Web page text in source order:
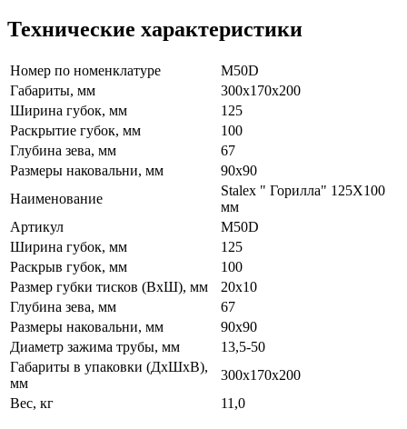
Технические характеристики
Номер по номенклатуре
M50D
Габариты, мм
300x170x200
Ширина губок, мм
125
Раскрытие губок, мм
100
Глубина зева, мм
67
Размеры наковальни, мм
90x90
Наименование
Stalex " Горилла" 125Х100
мм
Артикул
M50D
Ширина губок, мм
125
Раскрыв губок, мм
100
Размер губки тисков (ВхШ), мм
20х10
Глубина зева, мм
67
Размеры наковальни, мм
90х90
Диаметр зажима трубы, мм
13,5-50
Габариты в упаковки (ДхШхВ),
мм
300х170х200
Вес, кг
11,0